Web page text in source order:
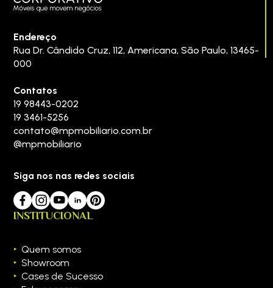
Endereço
Rua Dr. Cândido Cruz, 112, Americana,São Paulo,13465-
000
Contatos
19 98443-0202
19 3461-5256
contato@mpmobiliario.com.br
@mpmobiliario
Siga nos nas redes sociais
INSTITUCIONAL
Quem somos
Showroom
Cases de Sucesso